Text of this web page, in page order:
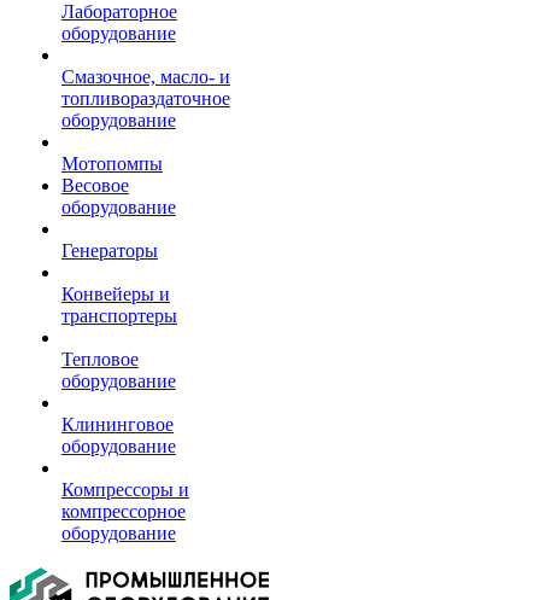
Лабораторное
оборудование
Смазочное, масло- и
топливораздаточное
оборудование
Мотопомпы
Весовое
оборудование
Генераторы
Конвейеры и
транспортеры
Тепловое
оборудование
Клининговое
оборудование
Компрессоры и
компрессорное
оборудование